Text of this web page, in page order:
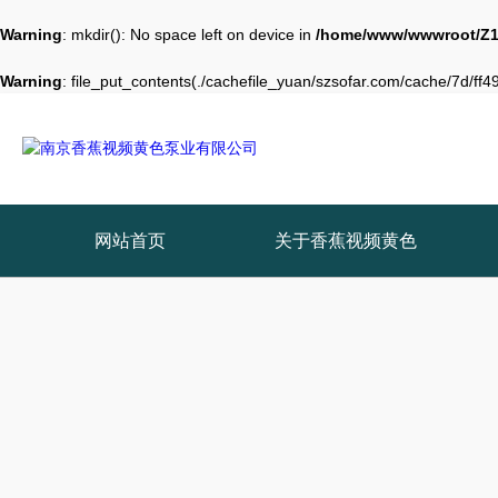
Warning: mkdir(): No space left on device in /home/www/wwwroot/
Warning: file_put_contents(./cachefile_yuan/szsofar.com/cache/7d/
网站首页 关于香蕉视频黄色